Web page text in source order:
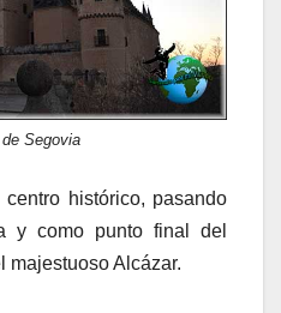
Segovia
histórico, pasando
y como punto final del
majestuoso Alcázar.